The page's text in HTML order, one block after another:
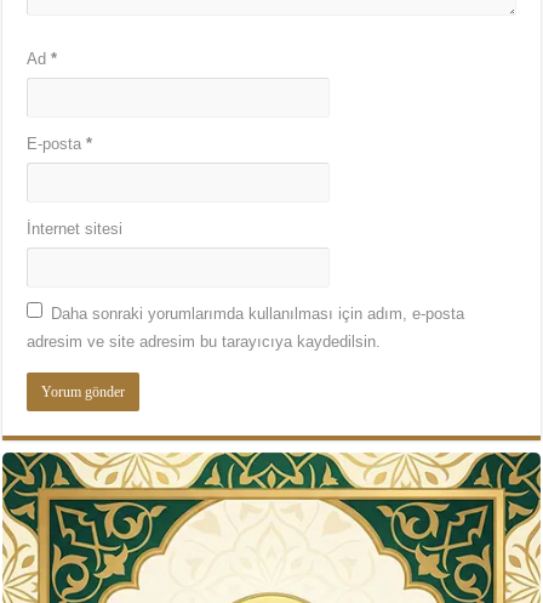
Ad*
E-posta*
İnternet sitesi
Daha sonraki yorumlarımda kullanılması için adım, e-posta
adresim ve site adresim bu tarayıcıya kaydedilsin.